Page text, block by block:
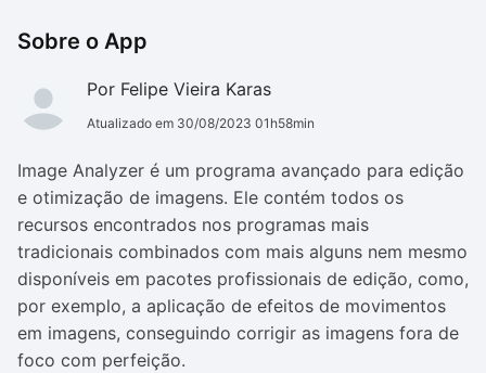
Sobre o App
Por Felipe Vieira Karas
Atualizado em 30/08/2023 01h58min
Image Analyzer é um programa avançado para edição
e otimização de imagens. Ele contém todos os
recursos encontrados nos programas mais
tradicionais combinados com mais alguns nem mesmo
disponíveis em pacotes profissionais de edição, como,
por exemplo, a aplicação de efeitos de movimentos
em imagens, conseguindo corrigir as imagens fora de
foco com perfeição.